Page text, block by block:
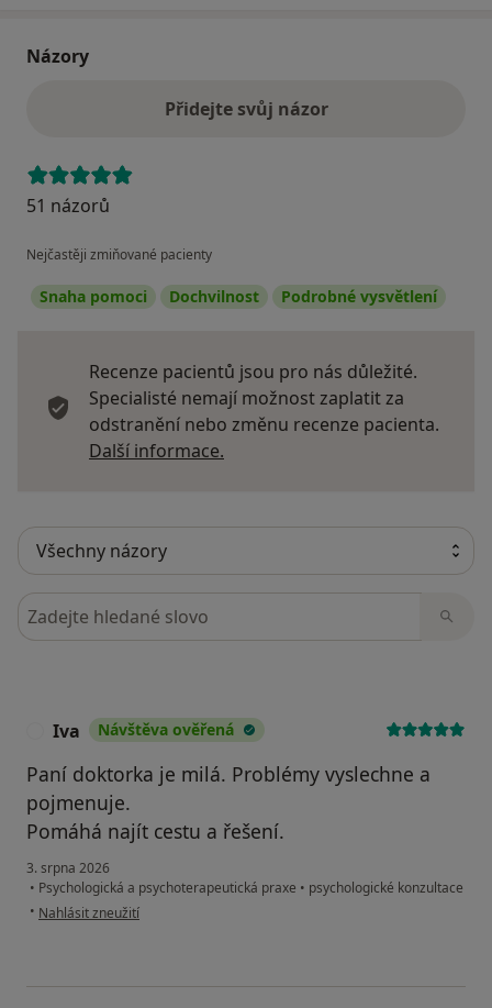
Názory
Přidejte svůj názor
51 názorů
Nejčastěji zmiňované pacienty
Snaha pomoci Dochvilnost Podrobné vysvětlení
Recenze pacientů jsou pro nás důležité.
Specialisté nemají možnost zaplatit za
odstranění nebo změnu recenze pacienta.
Další informace.
Hledejte v názorech
Iva Návštěva ověřená
Paní doktorka je milá. Problémy vyslechne a
pojmenuje.
Pomáhá najít cestu a řešení.
3. srpna 2026
• Psychologická a psychoterapeutická praxe • psychologické konzultace
• podle názoru uživatele Iva
Nahlásit zneužití